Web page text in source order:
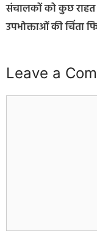
संचालकों को कुछ
उपभोक्ताओं की चिंता
Leave a